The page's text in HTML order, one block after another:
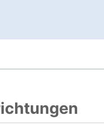
öffnet neues